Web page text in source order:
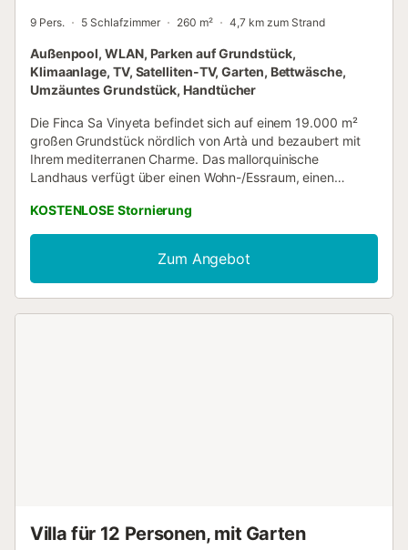
9 Pers. 5 Schlafzimmer 260 m² 4,7 km zum Strand
Außenpool, WLAN, Parken auf Grundstück,
Klimaanlage, TV, Satelliten-TV, Garten, Bettwäsche,
Umzäuntes Grundstück, Handtücher
Die Finca Sa Vinyeta befindet sich auf einem 19.000 m²
großen Grundstück nördlich von Artà und bezaubert mit
Ihrem mediterranen Charme. Das mallorquinische
Landhaus verfügt über einen Wohn-/Essraum, einen
Schlafzimmer (eins mit einem Einzelbett und 2 mit jeweils 2
Einzelbetten) sowie 6 Badezimmer und bietet somit Platz
für 9 Personen. Zur Ausstattung gehören außerdem
WLAN, eine Klimaanlage, ein Kamin, Satellitenfernsehen,
ein Babybett und ein Kinderhochstuhl. Über eine gepflegte
schnell vergessen! Einkaufsmöglichkeiten, Restaurants,
Bars und Cafés erreichen Sie in der 3,8 km entfernten
KOSTENLOSE Stornierung
Zum Angebot
Villa für 12 Personen, mit Garten